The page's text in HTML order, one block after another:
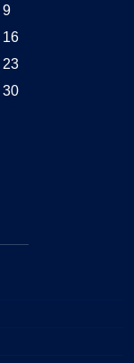
9
16
23
30